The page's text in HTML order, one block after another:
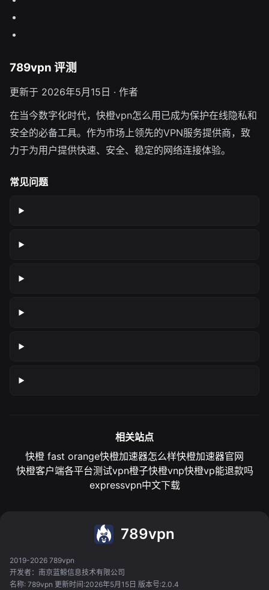
789vpn 评测
更新于 2026年5月15日 · 作者
在当今数字化时代，快橙vpn怎么用已成为保护在线隐私和
安全的必备工具。作为市场上领先的VPN服务提供商，致
力于为用户提供快速、安全、稳定的网络连接体验。
常见问题
相关站点
快橙 fast orange快橙加速器怎么样快橙加速器官网
快橙客户端各平台测试vpn橙子快橙vnp快橙vp能退款吗
expressvpn中文下载
789vpn
2019-2026 789vpn
开发者：南京蓝鲸信息技术有限公司
名称: 789vpn 更新时间:2026年5月15日 版本号:2.0.4